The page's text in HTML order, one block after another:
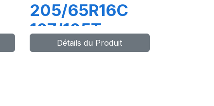
205/65R16C
107/105T
(103H) AGILIS
Détails du Produit